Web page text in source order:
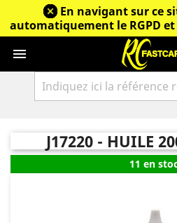
En navigant sur ce
automatiquement le RGPD

J17220 - HUILE
11 en